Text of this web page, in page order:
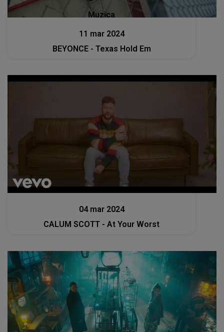
Muzica
11 mar 2024
BEYONCE - Texas Hold Em
04 mar 2024
CALUM SCOTT - At Your Worst